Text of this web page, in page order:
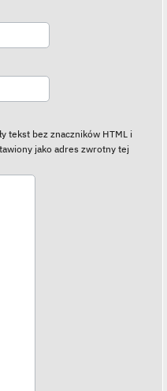
tekst bez znaczników HTML i
jako adres zwrotny tej